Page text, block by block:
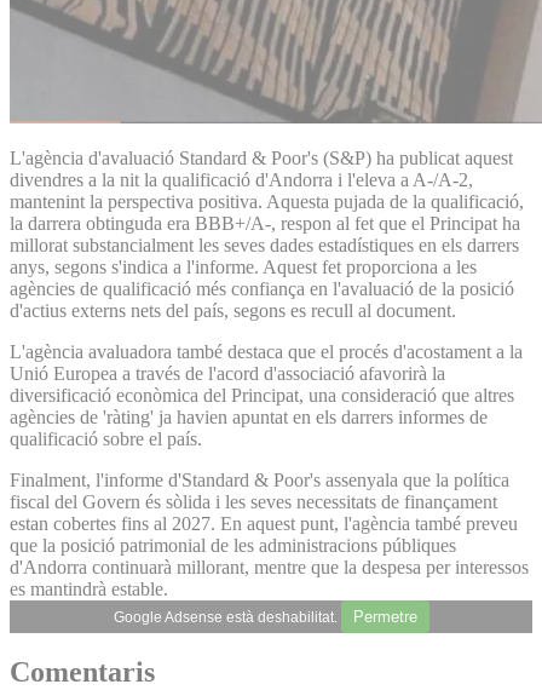
L'agència d'avaluació Standard & Poor's (S&P) ha publicat aquest
divendres a la nit la qualificació d'Andorra i l'eleva a A-/A-2,
mantenint la perspectiva positiva. Aquesta pujada de la qualificació,
la darrera obtinguda era BBB+/A-, respon al fet que el Principat ha
millorat substancialment les seves dades estadístiques en els darrers
anys, segons s'indica a l'informe. Aquest fet proporciona a les
agències de qualificació més confiança en l'avaluació de la posició
d'actius externs nets del país, segons es recull al document.
L'agència avaluadora també destaca que el procés d'acostament a la
Unió Europea a través de l'acord d'associació afavorirà la
diversificació econòmica del Principat, una consideració que altres
agències de 'ràting' ja havien apuntat en els darrers informes de
qualificació sobre el país.
Finalment, l'informe d'Standard & Poor's assenyala que la política
fiscal del Govern és sòlida i les seves necessitats de finançament
estan cobertes fins al 2027. En aquest punt, l'agència també preveu
que la posició patrimonial de les administracions públiques
d'Andorra continuarà millorant, mentre que la despesa per interessos
es mantindrà estable.
Google Adsense està deshabilitat. Permetre
Comentaris